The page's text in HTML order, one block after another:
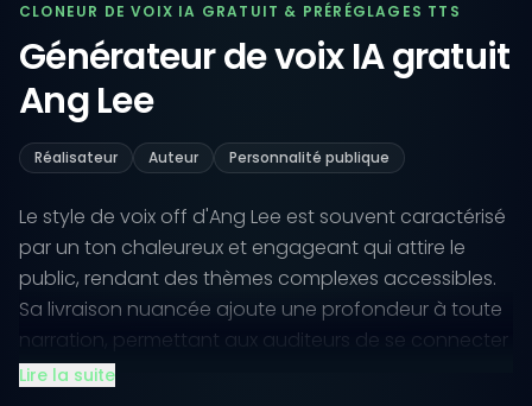
CLONEUR DE VOIX IA GRATUIT & PRÉRÉGLAGES TTS
Générateur de voix IA gratuit
Ang Lee
Réalisateur Auteur Personnalité publique
Le style de voix off d'Ang Lee est souvent caractérisé
par un ton chaleureux et engageant qui attire le
public, rendant des thèmes complexes accessibles.
Sa livraison nuancée ajoute une profondeur à toute
narration, permettant aux auditeurs de se connecter
émotionnellement.
Lire la suite